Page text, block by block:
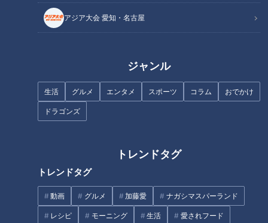
アジア大会 愛知・名古屋
ジャンル
生活 グルメ エンタメ スポーツ コラム おでかけ
ドラゴンズ
トレンドタグ
トレンドタグ
動画 グルメ 加藤愛 ナガシマスパーランド
レシピ モーニング 生活 愛されフード
さがドラゴンズの救世主となる
明日を見た！石川昂弥1軍デビュ
ー目撃譚
ドラゴンズの窮地を救うエー
ス！大野雄大は弱さを認めてま
を明かす！